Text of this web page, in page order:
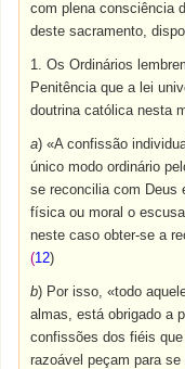
com plena consciência
deste sacramento,
1. Os Ordinários
Penitência que a lei
doutrina católica nesta
a) «A confissão
único modo ordinário
se reconcilia com Deus
física ou moral o
neste caso obter-se a
(12)
b) Por isso, «todo
almas, está obrigado a
confissões dos fiéis
razoável peçam para